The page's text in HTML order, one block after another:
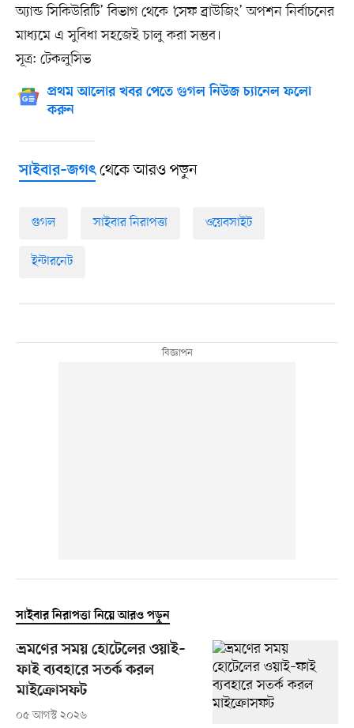
অ্যান্ড সিকিউরিটি’ বিভাগ থেকে ‘সেফ ব্রাউজিং’ অপশন নির্বাচনের
মাধ্যমে এ সুবিধা সহজেই চালু করা সম্ভব।
সূত্র: টেকলুসিভ
প্রথম আলোর খবর পেতে গুগল নিউজ চ্যানেল ফলো
করুন
সাইবার–জগৎথেকে আরও পড়ুন
গুগল সাইবার নিরাপত্তা ওয়েবসাইট
ইন্টারনেট
সাইবার নিরাপত্তা নিয়ে আরও পড়ুন
ভ্রমণের সময় হোটেলের ওয়াই–
ফাই ব্যবহারে সতর্ক করল
মাইক্রোসফট
০৫ আগস্ট ২০২৬